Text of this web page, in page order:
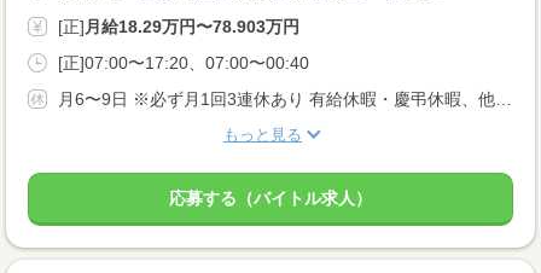
[正] 月給18.29万円〜78.903万円
[正]07:00〜17:20、07:00〜00:40
もっと見る
応募する（バイトル求人）